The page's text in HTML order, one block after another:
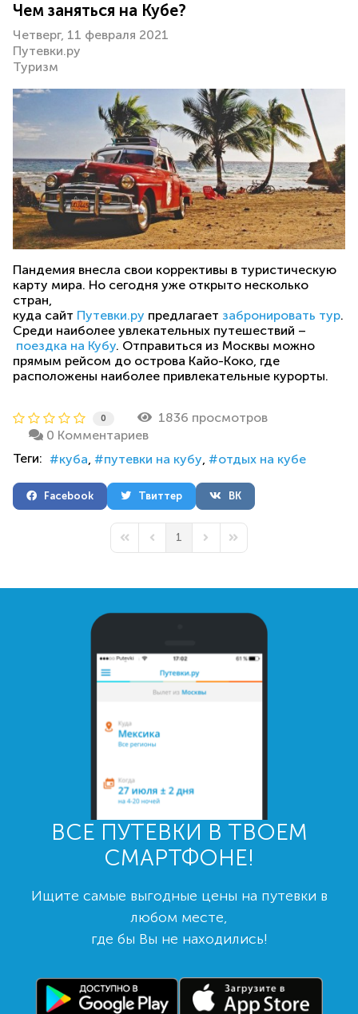
Чем заняться на Кубе?
Четверг, 11 февраля 2021
Путевки.ру
Туризм
Пандемия внесла свои коррективы в туристическую
карту мира. Но сегодня уже открыто несколько
стран,
куда сайт Путевки.ру предлагает забронировать тур.
Среди наиболее увлекательных путешествий –
поездка на Кубу. Отправиться из Москвы можно
прямым рейсом до острова Кайо-Коко, где
расположены наиболее привлекательные курорты.
0
1836 просмотров
0 Комментариев
Теги:
куба путевки на кубу отдых на кубе
Facebook Твиттер ВК
First PagePrevious Page
1 Next PageLast Page
ВСЕ ПУТЕВКИ В ТВОЕМ
СМАРТФОНЕ!
Ищите самые выгодные цены на путевки в
любом месте,
где бы Вы не находились!